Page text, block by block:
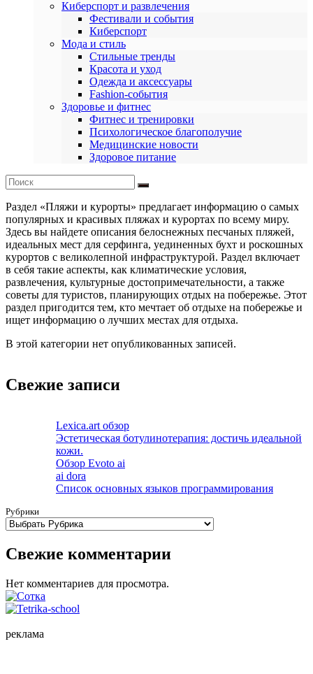
Киберспорт и развлечения
Фестивали и события
Киберспорт
Мода и стиль
Стильные тренды
Красота и уход
Одежда и аксессуары
Fashion-события
Здоровье и фитнес
Фитнес и тренировки
Психологическое благополучие
Медицинские новости
Здоровое питание
Раздел «Пляжи и курорты» предлагает информацию о самых
популярных и красивых пляжах и курортах по всему миру.
Здесь вы найдете описания белоснежных песчаных пляжей,
идеальных мест для серфинга, уединенных бухт и роскошных
курортов с великолепной инфраструктурой. Раздел включает
в себя такие аспекты, как климатические условия,
развлечения, культурные достопримечательности, а также
советы для туристов, планирующих отдых на побережье. Этот
раздел пригодится тем, кто мечтает об отдыхе на побережье и
ищет информацию о лучших местах для отдыха.
В этой категории нет опубликованных записей.
Свежие записи
Lexica.art обзор
Эстетическая ботулинотерапия: достичь идеальной
кожи.
Обзор Evoto ai
ai dora
Список основных языков программирования
Рубрики
Свежие комментарии
Нет комментариев для просмотра.
реклама